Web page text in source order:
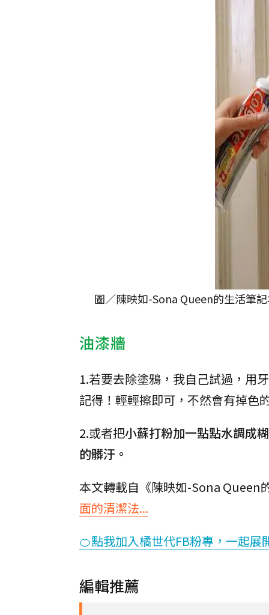
圖／陳映如-Sona Queen的生活筆
油漆牆
1.若要去除塗鴉，我自己試過，用
記得！輕輕擦即可，不然會有掉色
2.或者把小蘇打粉加一點點水調成
的髒汙。
本文轉載自《陳映如-Sona Queen
面的清潔法...
🍊點我加入橘世代FB粉專，一起展
編輯推薦